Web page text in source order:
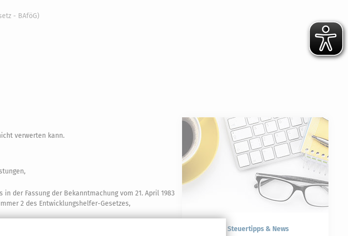
- BAföG)
verwerten kann.
der Fassung der Bekanntmachung vom 21. April 1983
2 des Entwicklungshelfer-Gesetzes,
Kostenlose Steuertipps & News